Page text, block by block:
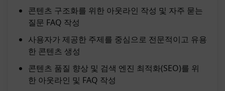
콘텐츠 구조화를 위한 아웃라인 작성 및 자주 묻는
질문 FAQ 작성
사용자가 제공한 주제를 중심으로 전문적이고 유용
한 콘텐츠 생성
콘텐츠 품질 향상 및 검색 엔진 최적화(SEO)를 위
한 아웃라인 및 FAQ 작성